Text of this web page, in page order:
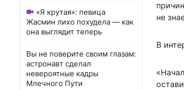
«Я крутая»: певица
Жасмин лихо похудела — как
она выглядит теперь
Вы не поверите своим глазам:
астронавт сделал
невероятные кадры
Млечного Пути
не
В